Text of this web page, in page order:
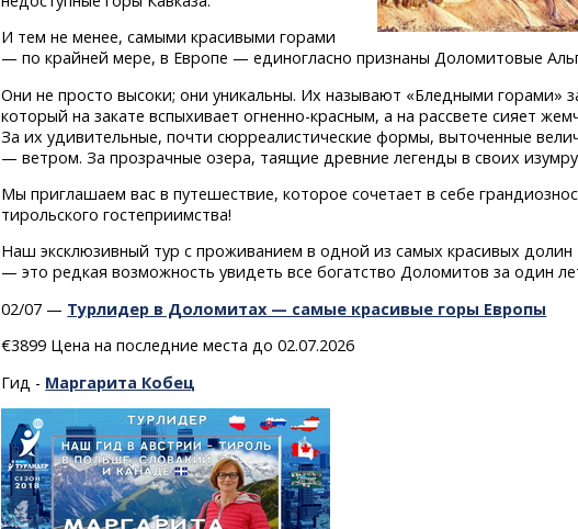
И тем не менее, самыми красивыми горами
— по крайней мере, в Европе — единогласно признаны Доломитовые
Они не просто высоки; они уникальны. Их называют «Бледными горами»
который на закате вспыхиваетогненно-красным, а на рассвете сияет
За их удивительные, почти сюрреалистические формы, выточенные
— ветром. За прозрачные озера, таящие древние легенды в своих
Мы приглашаем вас в путешествие, которое сочетает в себе
тирольского гостеприимства!
Наш эксклюзивный тур с проживанием в одной из самых красивых
— это редкая возможность увидеть все богатство Доломитов за один
02/07 — Турлидер в Доломитах — самые красивые горы Европы
€3899 Цена на последние места до 02.07.2026
Гид - Маргарита Кобец